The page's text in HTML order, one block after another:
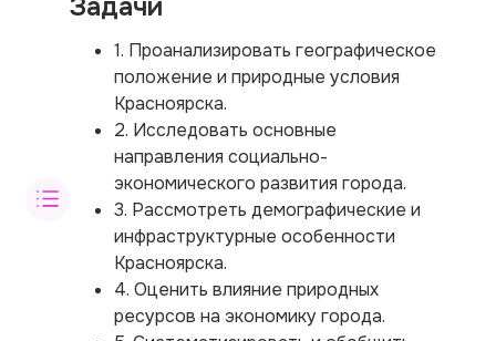
1. Проанализировать географическое
положение и природные условия
Красноярска.
2. Исследовать основные
направления социально-
экономического развития города.
3. Рассмотреть демографические и
инфраструктурные особенности
Красноярска.
4. Оценить влияние природных
ресурсов на экономику города.